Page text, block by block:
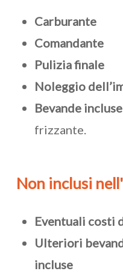
Carburante
Comandante
Pulizia finale
Noleggio
Bevande
frizzante.
Non inclusi
Eventuali costi
Ulteriori
incluse